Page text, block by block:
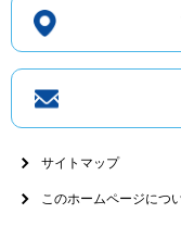
サイトマップ
このホームページにつ